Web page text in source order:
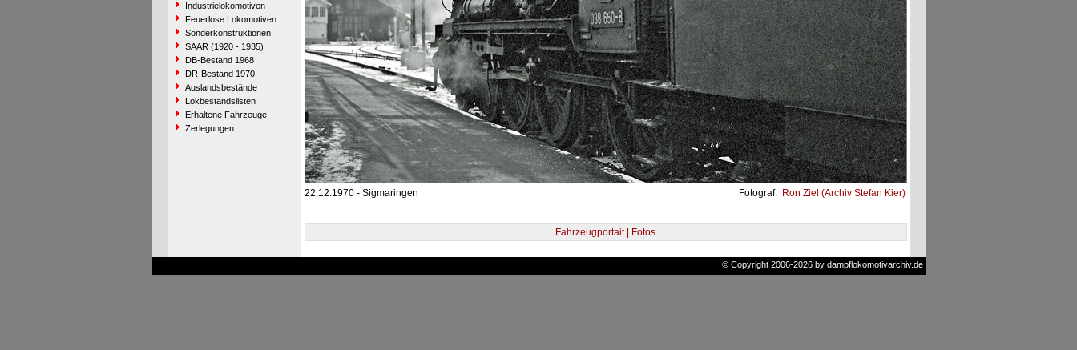
Industrielokomotiven
Feuerlose Lokomotiven
Sonderkonstruktionen
SAAR (1920 - 1935)
DB-Bestand 1968
DR-Bestand 1970
Auslandsbestände
Lokbestandslisten
Erhaltene Fahrzeuge
Zerlegungen
22.12.1970 - Sigmaringen Fotograf: Ron Ziel (Archiv Stefan Kier)
Fahrzeugportait | Fotos
© Copyright 2006-2026 by dampflokomotivarchiv.de